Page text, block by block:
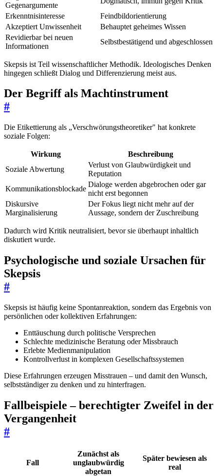
Gegenargumente
Erkenntnisinteresse
Feindbildorientierung
Akzeptiert Unwissenheit
Behauptet geheimes Wissen
Revidierbar bei neuen
Informationen
Selbstbestätigend und abgeschlossen
Skepsis ist Teil wissenschaftlicher Methodik. Ideologisches Denken
hingegen schließt Dialog und Differenzierung meist aus.
Der Begriff als Machtinstrument
#
Die Etikettierung als „Verschwörungstheoretiker" hat konkrete
soziale Folgen:
Wirkung
Beschreibung
Soziale Abwertung
Verlust von Glaubwürdigkeit und
Reputation
Kommunikationsblockade
Dialoge werden abgebrochen oder gar
nicht erst begonnen
Diskursive
Marginalisierung
Der Fokus liegt nicht mehr auf der
Aussage, sondern der Zuschreibung
Dadurch wird Kritik neutralisiert, bevor sie überhaupt inhaltlich
diskutiert wurde.
Psychologische und soziale Ursachen für
Skepsis
#
Skepsis ist häufig keine Spontanreaktion, sondern das Ergebnis von
persönlichen oder kollektiven Erfahrungen:
Enttäuschung durch politische Versprechen
Schlechte medizinische Beratung oder Missbrauch
Erlebte Medienmanipulation
Kontrollverlust in komplexen Gesellschaftssystemen
Diese Erfahrungen erzeugen Misstrauen – und damit den Wunsch,
selbstständiger zu denken und zu hinterfragen.
Fallbeispiele – berechtigter Zweifel in der
Vergangenheit
#
Fall
Zunächst als
unglaubwürdig
abgetan
Später bewiesen als
real